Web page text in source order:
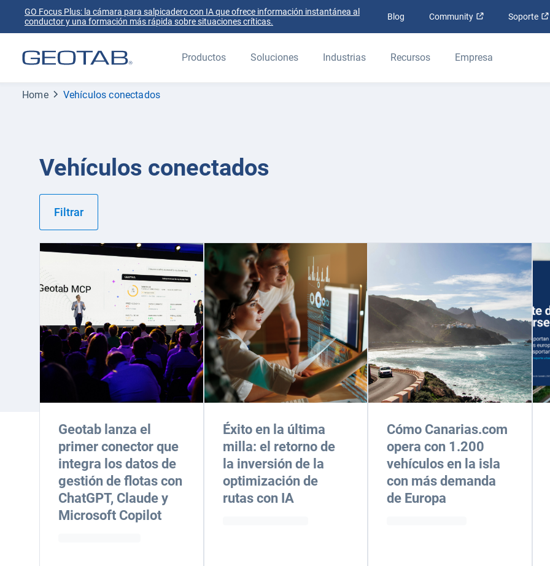
GO Focus Plus: la cámara para salpicadero con IA que ofrece información instantánea al
conductor y una formación más rápida sobre situaciones críticas.
Blog Community Abrir en una
Soporte
Productos Soluciones Industrias Recursos Empresa
Home Vehículos conectados
Vehículos conectados
Filtrar
Geotab lanza el
primer conector que
integra los datos de
gestión de flotas con
ChatGPT, Claude y
Microsoft Copilot
Éxito en la última
milla: el retorno de
la inversión de la
optimización de
rutas con IA
Cómo Canarias.com
opera con 1.200
vehículos en la isla
con más demanda
de Europa